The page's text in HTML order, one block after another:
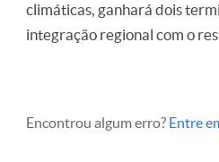
climáticas, ganhará dois
integração regional com o
Encontrou algum erro? Entre